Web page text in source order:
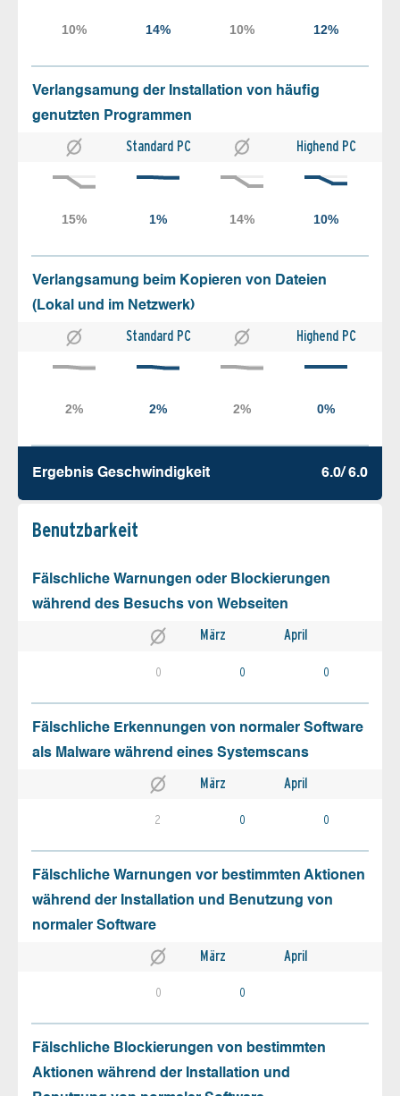
Verlangsamung der Installation von häufig
genutzten Programmen
Standard PC Highend PC
Verlangsamung beim Kopieren von Dateien
(Lokal und im Netzwerk)
Standard PC Highend PC
Ergebnis Geschw­indigkeit 6.0/ 6.0
Benutz­barkeit
Fälschliche Warnungen oder Blockierungen
während des Besuchs von Webseiten
März April
0 0 0
Fälschliche Erkennungen von normaler Software
als Malware während eines Systemscans
März April
2 0 0
Fälschliche Warnungen vor bestimmten Aktionen
während der Installation und Benutzung von
normaler Software
März April
0 0
Fälschliche Blockierungen von bestimmten
Aktionen während der Installation und